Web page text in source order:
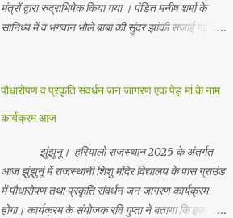
मंत्रों द्वारा रुद्राभिषेक किया गया । पंडित मनीष शर्मा के
सानिध्य में व भगवान भोले बाबा की सुंदर झांकी सजाई गई।
अनुष्ठान किया गया व भगवान से सर्वजन की मंगल कामना की
चंद्रकांत, रविकांत, उज्वल, गजानंद, गणेश, सफल, शिवम्,
भाविक, लाडो, मीना, रेनू, निर्मला, दीक्षा, मनीषा आदि सभी
परिवार जन उपस्थित रहे। Contents May Subject to
copyright Disclaimer: We cannot guarantee
the information is 100% accurate
पौधारोपण व प्रकृति संवर्धन जन जागरण एक पेड़ मां के नाम
कार्यक्रम आज
झुंझुनू। हरियालो राजस्थान 2025 के अंतर्गत
आज झुंझुनूं में राजस्थानी शिशु मंदिर विद्यालय के पास ग्राउंड
में पौधारोपण तथा प्रकृति संवर्धन जन जागरण कार्यक्रम
होगा। कार्यक्रम के संयोजक रवि गुप्ता ने बताया कि इस